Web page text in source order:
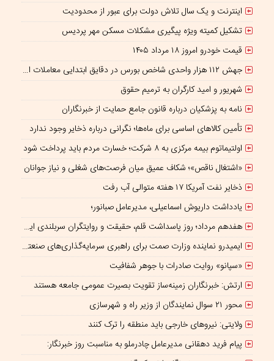
اینترنت و یک سال تلاش دولت برای عبور از محدودیت
تشکیل کمیته ویژه پیگیری مشکلات مسکن مهر پردیس
قیمت خودرو امروز ۱۸ مرداد ۱۴۰۵
جهش ۱۱۲ هزار واحدی شاخص بورس در دقایق ابتدایی معاملات امروز
شهریور و امید کارگران به ترمیم حقوق
نامه به پزشکیان درباره قانون جامع حمایت از خبرنگاران
تأمین کالاهای اساسی برای ماه‌ها؛ نگرانی درباره ذخایر وجود ندارد
اولتیماتوم بیمه مرکزی به ۸ شرکت؛ خسارت مردم باید پرداخت شود
«اشتغال ناقص»؛ شکاف عمیق میان فرصت‌های شغلی و نیاز جوانان
ذخایر نفت آمریکا ۱۷ هفته متوالی آب رفت
یادداشت داریوش اسماعیلی، مدیرعامل صبانور؛
هفدهم مرداد؛ روز پاسداشت قلم، حقیقت و روایتگران سربلندی ایران
ایمیدرو نماینده وزارت صمت برای راهبری سرمایه‌گذاری‌های صنعتی و معدنی در چارچوب همکاری‌های ایران و چین؛
«سپانو» روایت صادرات با جوهر شفافیت
ارتش: خبرنگاران زمینه‌ساز تقویت بصیرت عمومی جامعه هستند
محور ۲۱ سوال نمایندگان از وزیر راه و شهرسازی
ولایتی: نیروهای خارجی باید منطقه را ترک کنند
پیام فرید دهقانی مدیرعامل چادرملو به مناسبت روز خبرنگار: